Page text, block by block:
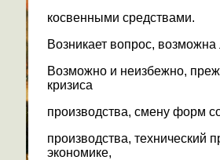
косвенными средствами.
Возникает вопрос,
Возможно и неизбежно,
кризиса
производства, смену форм
производства, технический
экономике,